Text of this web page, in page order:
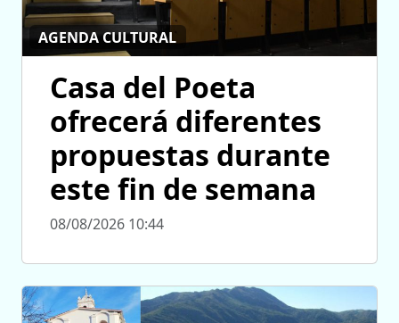
AGENDA CULTURAL
Casa del Poeta
ofrecerá diferentes
propuestas durante
este fin de semana
08/08/2026 10:44